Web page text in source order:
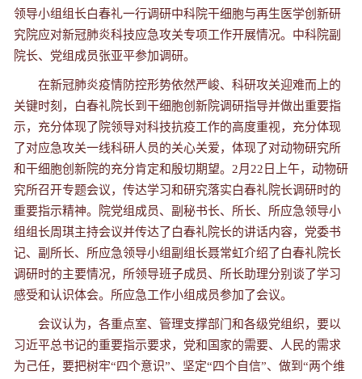
领导小组组长白春礼一行调研中科院干细胞与再生医学创新研
究院应对新冠肺炎科技应急攻关专项工作开展情况。中科院副
院长、党组成员张亚平参加调研。
在新冠肺炎疫情防控形势依然严峻、科研攻关迎难而上的
关键时刻，白春礼院长到干细胞创新院调研指导并做出重要指
示，充分体现了院领导对科技抗疫工作的高度重视，充分体现
了对应急攻关一线科研人员的关心关爱，体现了对动物研究所
和干细胞创新院的充分肯定和殷切期望。2月22日上午，动物研
究所召开专题会议，传达学习和研究落实白春礼院长调研时的
重要指示精神。院党组成员、副秘书长、所长、所应急领导小
组组长周琪主持会议并传达了白春礼院长的讲话内容，党委书
记、副所长、所应急领导小组副组长聂常虹介绍了白春礼院长
调研时的主要情况，所领导班子成员、所长助理分别谈了学习
感受和认识体会。所应急工作小组成员参加了会议。
会议认为，各重点室、管理支撑部门和各级党组织，要以
习近平总书记的重要指示要求，党和国家的需要、人民的需求
为己任，要把树牢“四个意识”、坚定“四个自信”、做到“两个维